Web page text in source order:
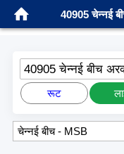
40905 चेन्नई
40905 चेन्नई बीच
रूट